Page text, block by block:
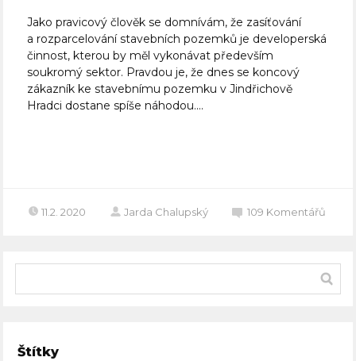
Jako pravicový člověk se domnívám, že zasíťování
a rozparcelování stavebních pozemků je developerská
činnost, kterou by měl vykonávat především
soukromý sektor. Pravdou je, že dnes se koncový
zákazník ke stavebnímu pozemku v Jindřichově
Hradci dostane spíše náhodou....
11.2. 2020 Jarda Chalupský 109 Komentářů
Štítky